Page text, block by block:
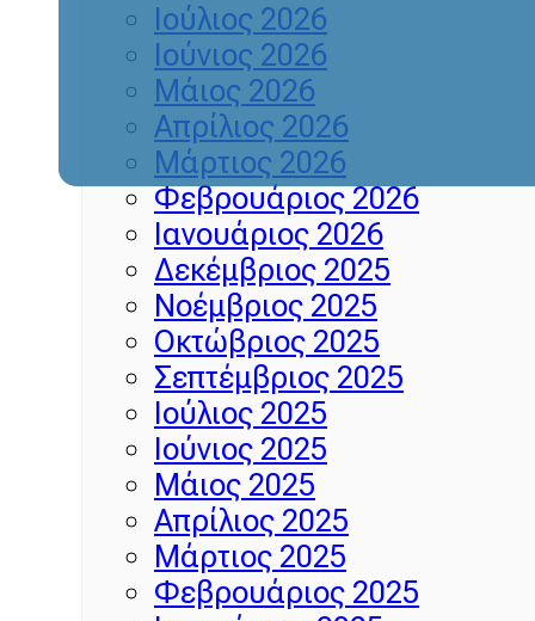
Ιούλιος 2026
Ιούνιος 2026
Μάιος 2026
Απρίλιος 2026
Μάρτιος 2026
Φεβρουάριος 2026
Ιανουάριος 2026
Δεκέμβριος 2025
Νοέμβριος 2025
Οκτώβριος 2025
Σεπτέμβριος 2025
Ιούλιος 2025
Ιούνιος 2025
Μάιος 2025
Απρίλιος 2025
Μάρτιος 2025
Φεβρουάριος 2025